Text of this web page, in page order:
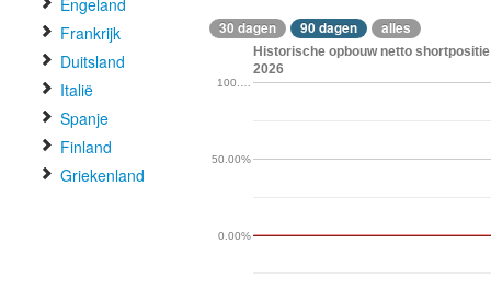
Engeland
Frankrijk
Duitsland
Italië
Spanje
Finland
Griekenland
30 dagen 90 dagen alles
Historische opbouw netto
2026
0.00%
50.00%
100.…